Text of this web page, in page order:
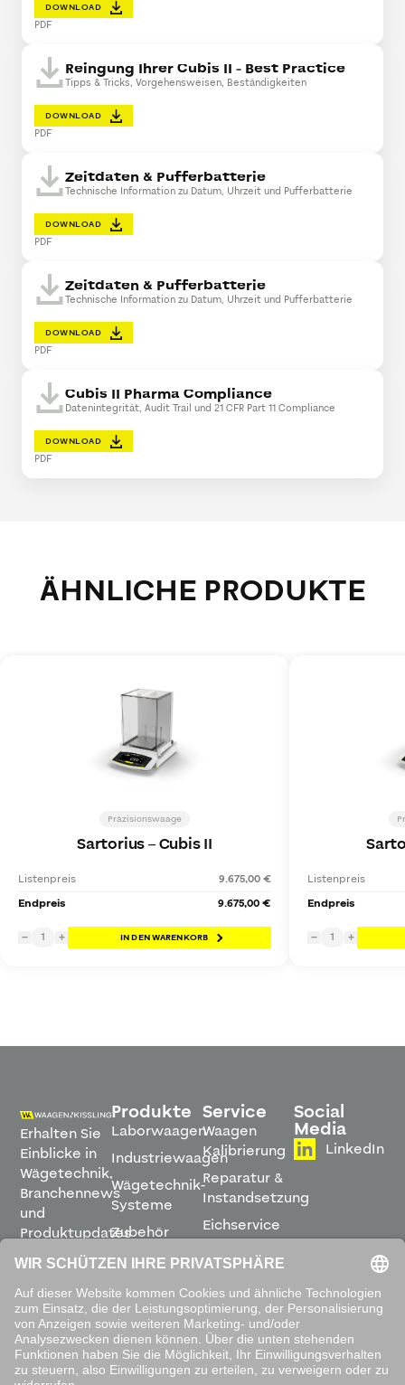
DOWNLOAD
PDF
Reingung Ihrer Cubis II - Best Practice
Tipps & Tricks, Vorgehensweisen, Beständigkeiten
DOWNLOAD
PDF
Zeitdaten & Pufferbatterie
Technische Information zu Datum, Uhrzeit und Pufferbatterie
DOWNLOAD
PDF
Zeitdaten & Pufferbatterie
Technische Information zu Datum, Uhrzeit und Pufferbatterie
DOWNLOAD
PDF
Cubis II Pharma Compliance
Datenintegrität, Audit Trail und 21 CFR Part 11 Compliance
DOWNLOAD
PDF
ÄHNLICHE PRODUKTE
Präzisionswaage
Sartorius–Cubis II
Listenpreis
9.675,00 €
Endpreis
9.675,00 €
− 1 + IN DEN WARENKORB
Listenpreis
Endpreis
− 1 +
Erhalten Sie
Einblicke in
Wägetechnik,
Branchennews
und
Produktupdates
direkt in
Ihren
Posteingang.
ABONNIEREN
Produkte
Laborwaagen
Industriewaagen
Wägetechnik-
Systeme
Zubehör
Software
Service
Waagen
Kalibrierung
Reparatur &
Instandsetzung
Eichservice
Montage &
Inbetriebnahme
Leihwaagen
&
Mietservice
Social
Media
LinkedIn